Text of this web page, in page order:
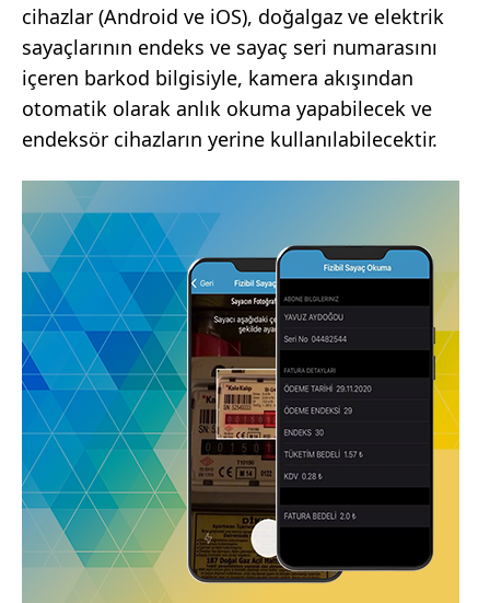
cihazlar (Android ve iOS), doğalgaz ve elektrik
sayaçlarının endeks ve sayaç seri numarasını
içeren barkod bilgisiyle, kamera akışından
otomatik olarak anlık okuma yapabilecek ve
endeksör cihazların yerine kullanılabilecektir.